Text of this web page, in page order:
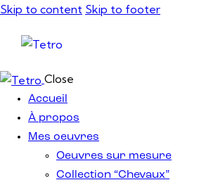
Skip to content Skip to footer
Close
Accueil
À propos
Mes oeuvres
Oeuvres sur mesure
Collection “Chevaux”